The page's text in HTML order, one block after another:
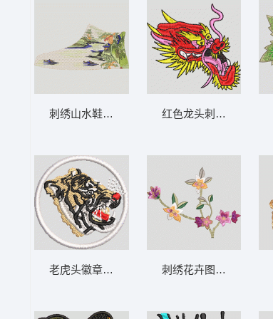
刺绣山水鞋面图案 风景鞋
老虎头徽章图案 虎
红色龙头刺绣图案 龙
刺绣花卉图案 汉服